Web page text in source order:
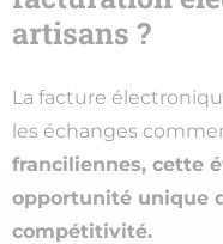
artisans ?
La facture
les échanges
franciliennes, cette
opportunité unique
compétitivité.